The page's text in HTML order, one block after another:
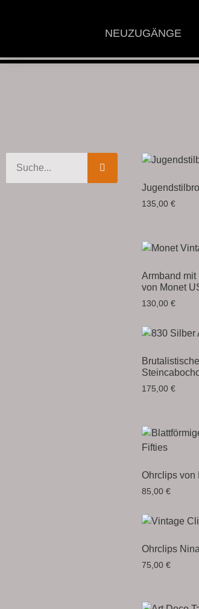
NEUZUGÄNGE
135,00 €
Armband
von Monet
130,00 €
175,00 €
Ohrclips von
85,00 €
Ohrclips
75,00 €